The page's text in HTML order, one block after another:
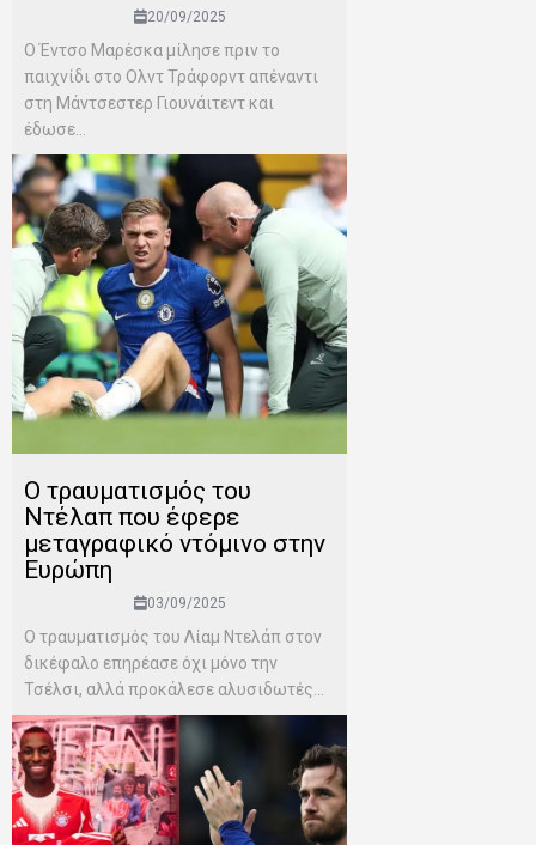
20/09/2025
Ο Έντσο Μαρέσκα μίλησε πριν το
παιχνίδι στο Ολντ Τράφορντ απέναντι
στη Μάντσεστερ Γιουνάιτεντ και
έδωσε...
Ο τραυματισμός του
Ντέλαπ που έφερε
μεταγραφικό ντόμινο στην
Ευρώπη
03/09/2025
Ο τραυματισμός του Λίαμ Ντελάπ στον
δικέφαλο επηρέασε όχι μόνο την
Τσέλσι, αλλά προκάλεσε αλυσιδωτές...